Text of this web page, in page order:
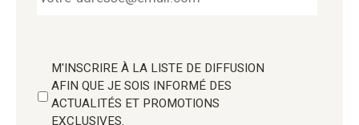
M'INSCRIRE À LA LISTE DE DIFFUSION
AFIN QUE JE SOIS INFORMÉ DES
ACTUALITÉS ET PROMOTIONS
EXCLUSIVES.